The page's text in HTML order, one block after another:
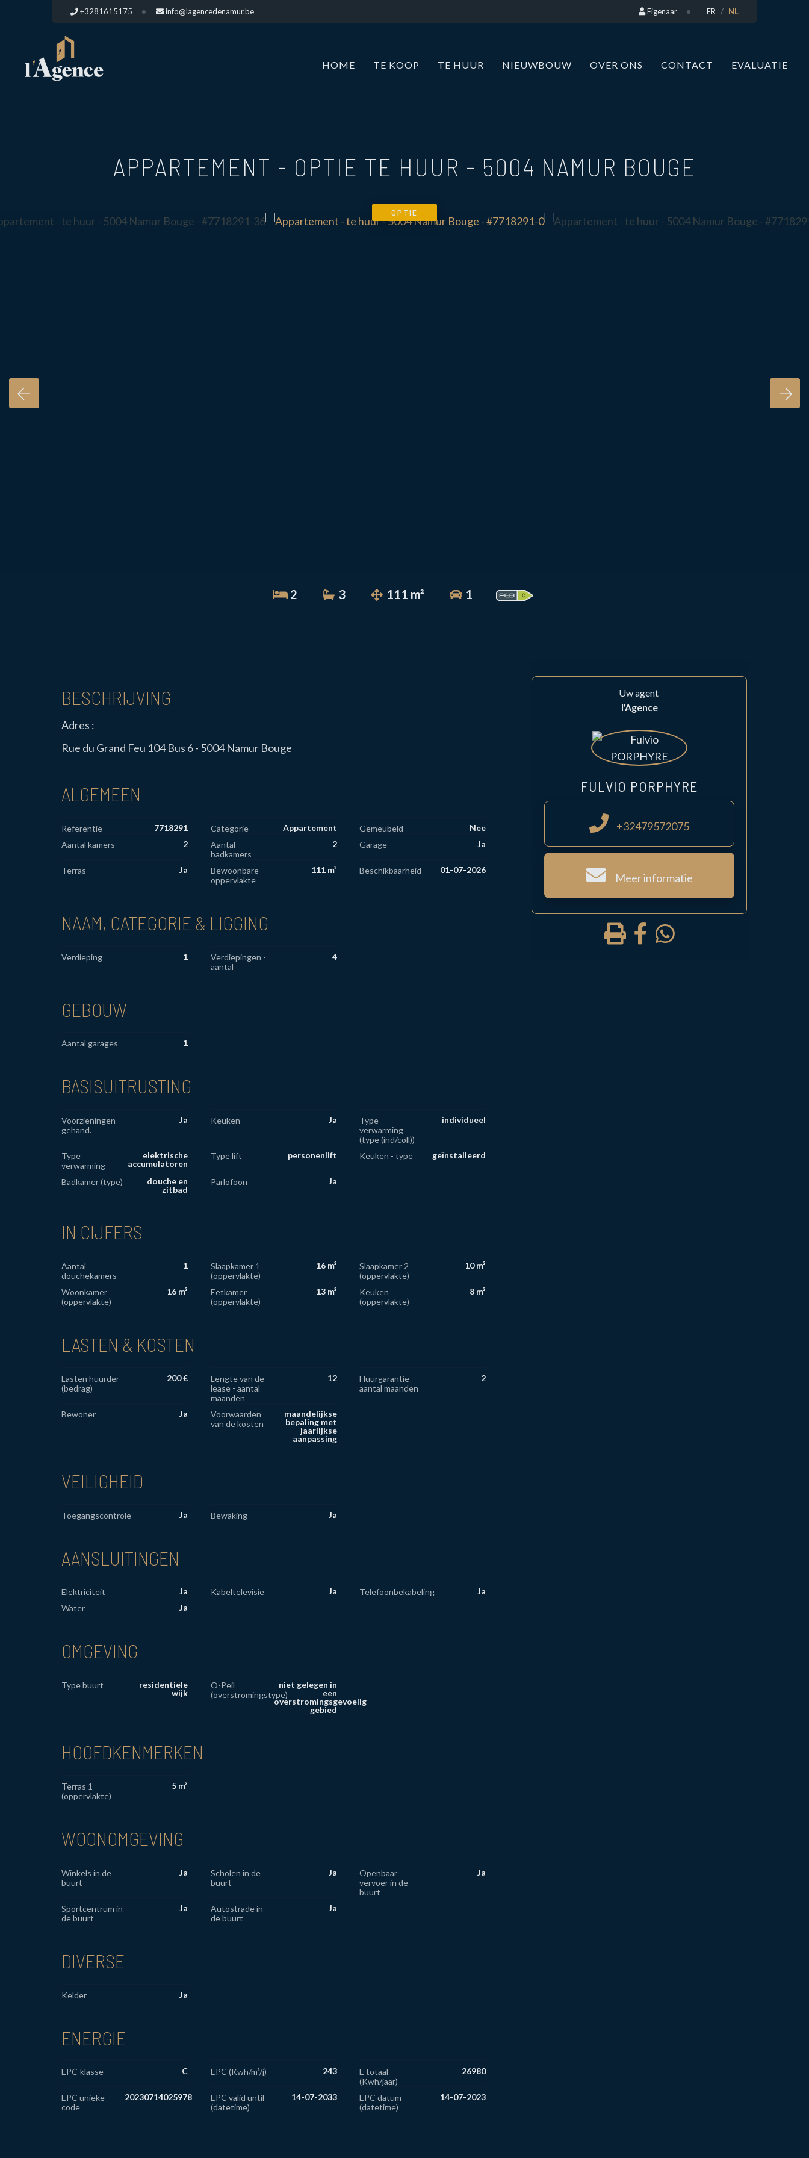
+3281615175 info@lagencedenamur.be Eigenaar FR NL
HOME TE KOOP TE HUUR NIEUWBOUW OVER ONS CONTACT EVALUATIE
APPARTEMENT - OPTIE TE HUUR - 5004 NAMUR BOUGE
OPTIE
2 3 111 m² 1
BESCHRIJVING
Adres :
Rue du Grand Feu 104 Bus 6 - 5004 Namur Bouge
ALGEMEEN
Referentie 7718291 Categorie Appartement Gemeubeld
Nee
Aantal kamers
2
Aantal
badkamers
2 Garage Ja
Terras Ja
Bewoonbare
oppervlakte
111 m² Beschikbaarheid 01-07-2026
NAAM, CATEGORIE & LIGGING
Verdieping 1
Verdiepingen -
aantal
4
GEBOUW
Aantal garages 1
BASISUITRUSTING
Voorzieningen
gehand.
Ja Keuken Ja
Type
verwarming
(type (ind/coll))
individueel
Type
verwarming
elektrische
accumulatoren
Type lift personenlift Keuken - type geïnstalleerd
Badkamer (type)
douche en
zitbad
Parlofoon Ja
IN CIJFERS
Aantal
douchekamers
1
Slaapkamer 1
(oppervlakte)
16 m²
Slaapkamer 2
(oppervlakte)
10 m²
Woonkamer
(oppervlakte)
16 m²
Eetkamer
(oppervlakte)
13 m²
Keuken
(oppervlakte)
8 m²
LASTEN & KOSTEN
Lasten huurder
(bedrag)
200 €
Lengte van de
lease - aantal
maanden
12
Huurgarantie -
aantal maanden
2
Bewoner Ja
Voorwaarden
van de kosten
maandelijkse
bepaling met
jaarlijkse
aanpassing
VEILIGHEID
Toegangscontrole Ja Bewaking Ja
AANSLUITINGEN
Elektriciteit Ja Kabeltelevisie Ja Telefoonbekabeling
Ja
Water
Ja
OMGEVING
Type buurt
residentiële
wijk
O-Peil
(overstromingstype)
niet gelegen in
een
overstromingsgevoelig
gebied
HOOFDKENMERKEN
Terras 1
(oppervlakte)
5 m²
WOONOMGEVING
Winkels in de
buurt
Ja
Scholen in de
buurt
Ja
Openbaar
vervoer in de
buurt
Ja
Sportcentrum in
de buurt
Ja
Autostrade in
de buurt
Ja
DIVERSE
Kelder Ja
ENERGIE
EPC-klasse C EPC (Kwh/m²/j) 243
E totaal
(Kwh/jaar)
26980
EPC unieke
code
20230714025978
EPC valid until
(datetime)
14-07-2033
EPC datum
(datetime)
14-07-2023
Uw agent
l'Agence
FULVIO PORPHYRE
+32479572075
Meer informatie